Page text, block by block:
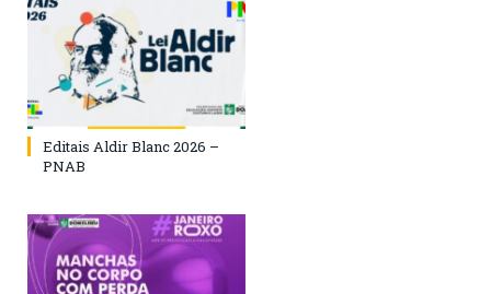
Editais Aldir Blanc 2026 –
PNAB